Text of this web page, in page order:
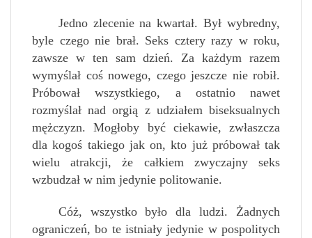
Jedno zlecenie na kwartał. Był wybredny,
byle czego nie brał. Seks cztery razy w roku,
zawsze w ten sam dzień. Za każdym razem
wymyślał coś nowego, czego jeszcze nie robił.
Próbował wszystkiego, a ostatnio nawet
rozmyślał nad orgią z udziałem biseksualnych
mężczyzn. Mogłoby być ciekawie, zwłaszcza
dla kogoś takiego jak on, kto już próbował tak
wielu atrakcji, że całkiem zwyczajny seks
wzbudzał w nim jedynie politowanie.
Cóż, wszystko było dla ludzi. Żadnych
ograniczeń, bo te istniały jedynie w pospolitych